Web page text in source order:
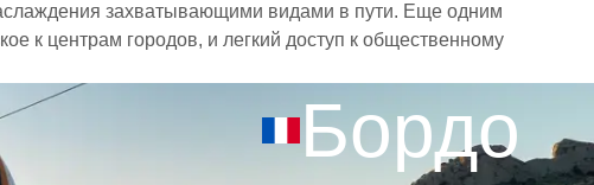
захватывающими видами в пути. Еще одним
к центрам городов, и легкий доступ к общественному
Бордо